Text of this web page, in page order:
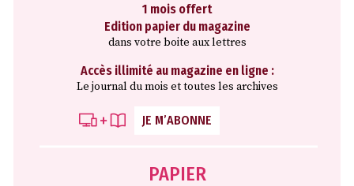
1 mois offert
Edition papier du magazine
dans votre boite aux lettres
Accès illimité au magazine en ligne :
Le journal du mois et toutes les archives
JE M’ABONNE
PAPIER